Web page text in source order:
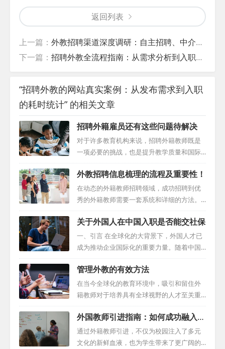
返回列表
上一篇： 外教招聘渠道深度调研：自主招聘、中介合作与学校直聘成本分析
下一篇： 招聘外教全流程指南：从需求分析到入职培训的9个关键步骤
“招聘外教的网站真实案例：从发布需求到入职
的耗时统计” 的相关文章
招聘外籍雇员还有这些问题待解决
对于许多教育机构来说，招聘外籍教师既是
一项必要的挑战，也是提升教学质量和国际
化水平的重要途径。然而，这一过程并非易
事，需要学校细致地规划并应对各种可能出
现的问题。本文将深入探讨如何有效地进行
外籍教师的招聘，为教育机构提供一套全面
的策略指南。 一、把握最佳招聘时机 外教招
聘工作并非一蹴而就，而是需要提前规划和
准备。通常建议学校提前至少两个月开始招
聘流程，以便有充足的时间掌握外籍人才招
不仅可以确保招聘工作与教学计划的步调一
致，而且面对可能出现的突发状况，如候选
人的签证延误等...
外教招聘信息梳理的流程及重要性！
在动态的外籍教师招聘领域，成功招聘到优
秀的外籍教师需要一套系统和详细的方法。
无论您是经验丰富的招聘人员，还是即将成
为教师的应聘者，了解招聘过程的基本要素
都至关重要。本文将向您介绍如何有效地整
理和呈现外籍教师招聘信息，以吸引最优秀
的人才。 一、制作精美的学校简介 首先，制
作一份精美的学校简介是吸引优秀外籍教师
的关键。在简介中，要清楚地介绍学校的名
称、位置和特色，展示学校对国际教育的重
现和成就。同时，要强调学校对创新教学方
法的探索和实践，以及对文化多样性的尊重
和包容。通过这...
关于外国人在中国入职是否能交社保
一、引言 在全球化的大背景下，外国人才已
成为推动企业国际化的重要力量。随着中国
经济的快速发展和对外开放程度的提高，外
国人在中国入职的人数越来越多，也有越来
越多的企业招聘外国人，然而，外国人才在
中国的社会保障问题也日益凸显，成为企业
和个人关注的焦点。本指南旨在为雇主提供
关于外国人社保的全面指导，以确保合规并
维护员工福利。 二、外国人才在中国面临的
社会保障问题 外国人在中国入职面临的社会
管理外教的有效方法
在当今全球化的教育环境中，吸引和留住外
籍教师对于培养具有全球视野的人才至关重
要。然而，成功的学校外教管理并不仅仅是
招聘，而是一个涉及多个层面的动态过程。
本文将探讨如何通过有效的管理策略，确保
外籍教师在教育机构中取得最佳表现。 一、
外国教师引进指南：如何成功融入你
的学校环境
通过外籍教师引进，不仅为校园注入了多元
文化的新鲜血液，也为学生带来了更广阔的